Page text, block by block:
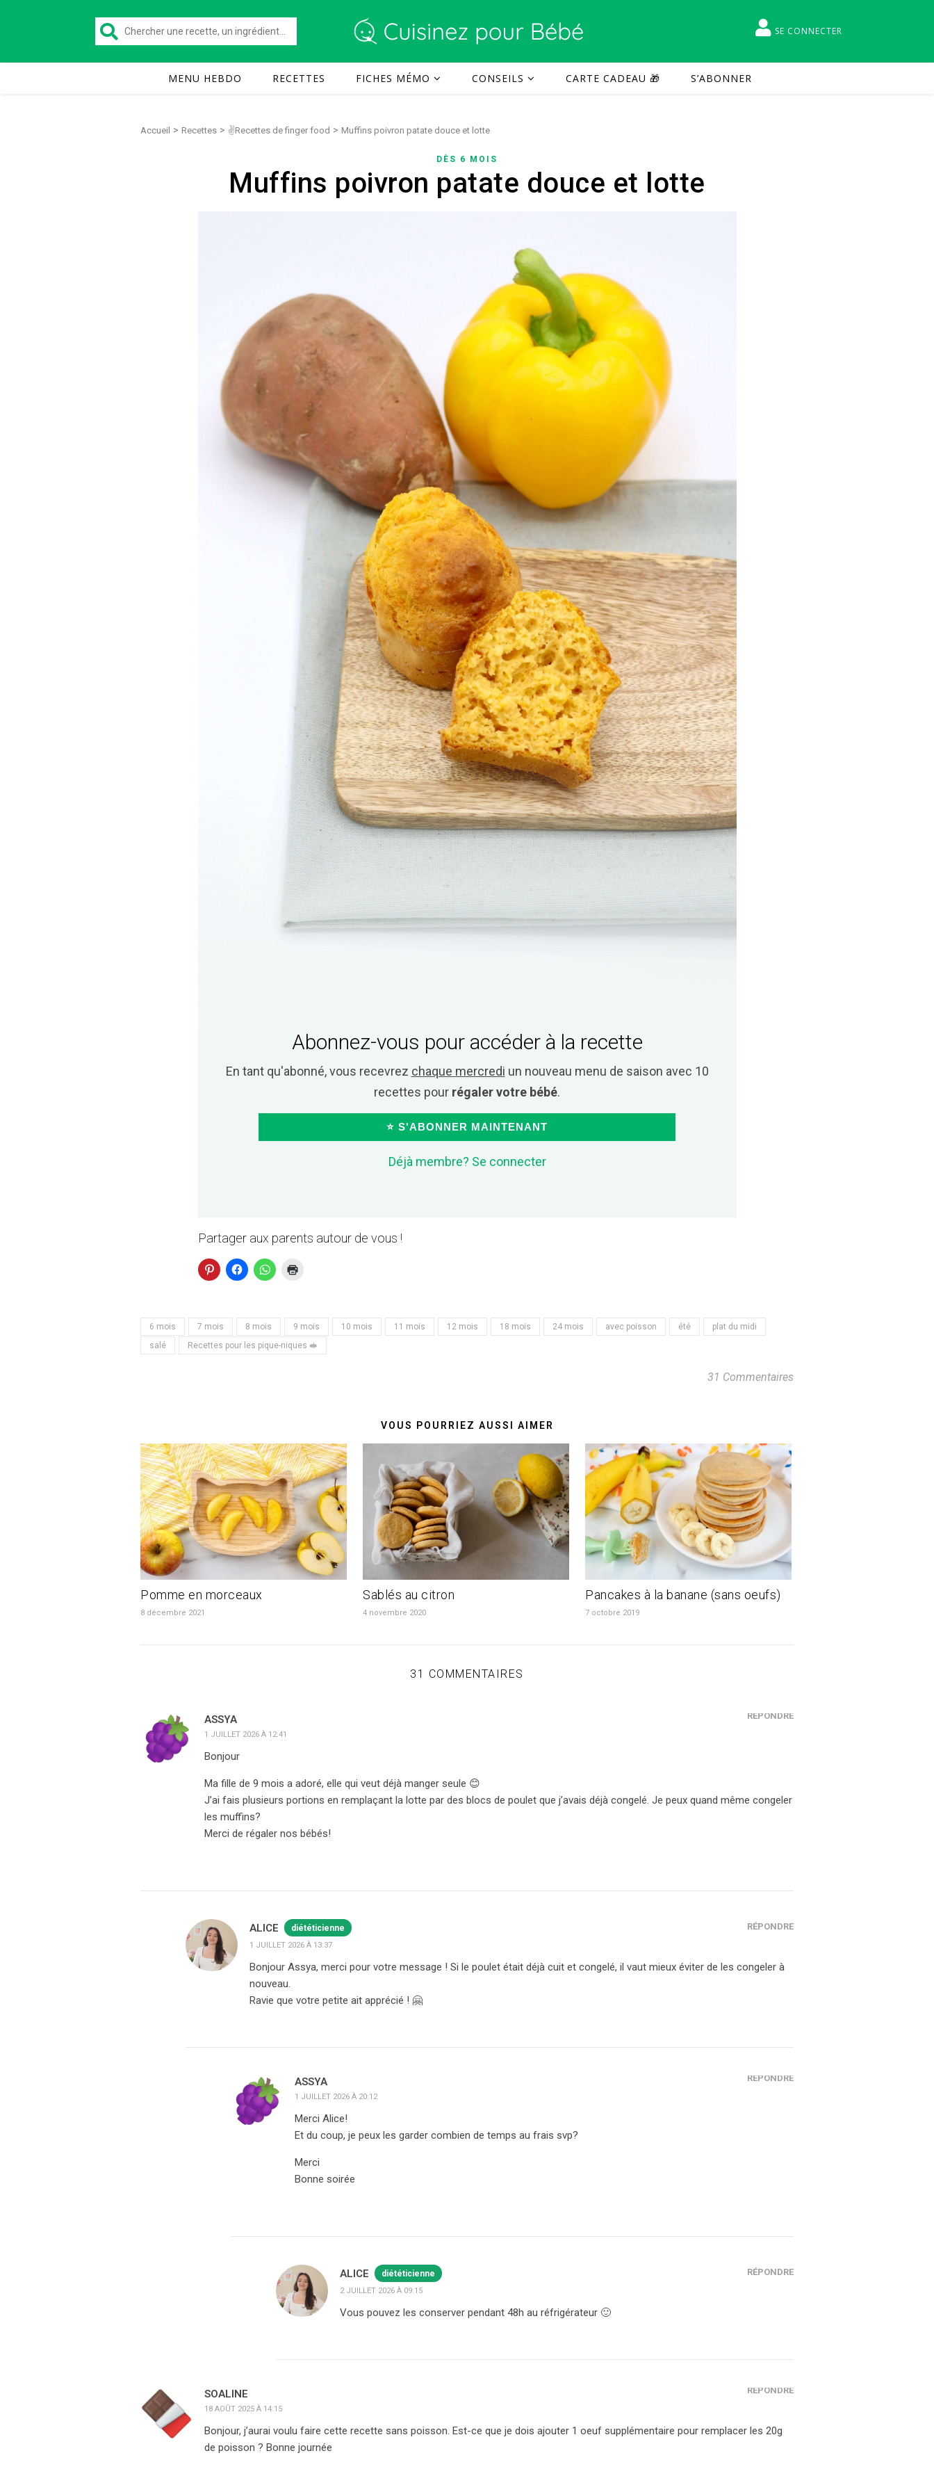
SE CONNECTER
MENU HEBDO RECETTES FICHES MÉMO CONSEILS CARTE CADEAU 🎁 S’ABONNER
Accueil > Recettes > ✌Recettes de finger food > Muffins poivron patate douce et lotte
DÈS 6 MOIS
Muffins poivron patate douce et lotte
Abonnez-vous pour accéder à la recette
En tant qu'abonné, vous recevrez chaque mercredi un nouveau menu de saison avec 10
recettes pour régaler votre bébé.
⭐ S'ABONNER MAINTENANT
Déjà membre? Se connecter
Partager aux parents autour de vous !
6 mois 7 mois 8 mois 9 mois 10 mois 11 mois 12 mois 18 mois 24 mois avec poisson été
plat du midi
salé
Recettes pour les pique-niques 🥪
31 Commentaires
VOUS POURRIEZ AUSSI AIMER
Pomme en morceaux
8 décembre 2021
Sablés au citron
4 novembre 2020
Pancakes à la banane (sans oeufs)
7 octobre 2019
31 COMMENTAIRES
ASSYA
1 JUILLET 2026 À 12:41
RÉPONDRE
Bonjour
Ma fille de 9 mois a adoré, elle qui veut déjà manger seule 😊
J’ai fais plusieurs portions en remplaçant la lotte par des blocs de poulet que j’avais déjà congelé. Je peux quand même congeler
les muffins?
Merci de régaler nos bébés!
ALICE diététicienne
1 JUILLET 2026 À 13:37
RÉPONDRE
Bonjour Assya, merci pour votre message ! Si le poulet était déjà cuit et congelé, il vaut mieux éviter de les congeler à
nouveau.
Ravie que votre petite ait apprécié ! 🤗
ASSYA
1 JUILLET 2026 À 20:12
RÉPONDRE
Merci Alice!
Et du coup, je peux les garder combien de temps au frais svp?
Merci
Bonne soirée
ALICE diététicienne
2 JUILLET 2026 À 09:15
RÉPONDRE
Vous pouvez les conserver pendant 48h au réfrigérateur 🙂
SOALINE
18 AOÛT 2025 À 14:15
RÉPONDRE
Bonjour, j’aurai voulu faire cette recette sans poisson. Est-ce que je dois ajouter 1 oeuf supplémentaire pour remplacer les 20g
de poisson ? Bonne journée